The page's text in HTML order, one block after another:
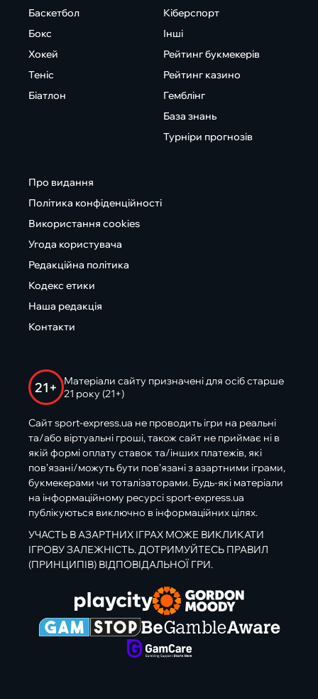
Баскетбол
Бокс
Хокей
Теніс
Біатлон
Кіберспорт
Інші
Рейтинг букмекерів
Рейтинг казино
Гемблінг
База знань
Турніри прогнозів
Про видання
Політика конфіденційності
Використання cookies
Угода користувача
Редакційна політика
Кодекс етики
Наша редакція
Контакти
21+
Матеріали сайту призначені для осіб старше
21 року (21+)
Сайт sport-express.ua не проводить ігри на реальні
та/або віртуальні гроші, також сайт не приймає ні в
якій формі оплату ставок та/інших платежів, які
пов’язані/можуть бути пов’язані з азартними іграми,
букмекерами чи тоталізаторами. Будь-які матеріали
на інформаційному ресурсі sport-express.ua
публікуються виключно в інформаційних цілях.
УЧАСТЬ В АЗАРТНИХ ІГРАХ МОЖЕ ВИКЛИКАТИ
ІГРОВУ ЗАЛЕЖНІСТЬ. ДОТРИМУЙТЕСЬ ПРАВИЛ
(ПРИНЦИПІВ) ВІДПОВІДАЛЬНОЇ ГРИ.